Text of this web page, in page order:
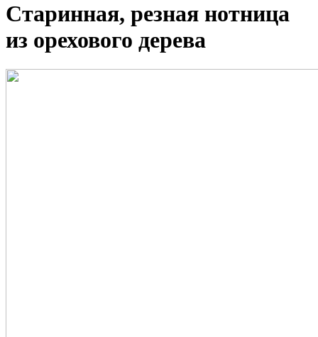
Старинная, резная нотница
из орехового дерева